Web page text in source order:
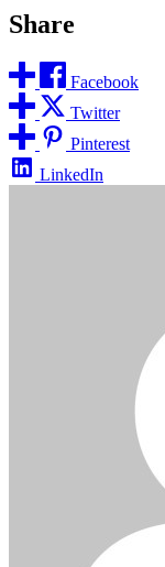
Share
Facebook
Twitter
Pinterest
LinkedIn